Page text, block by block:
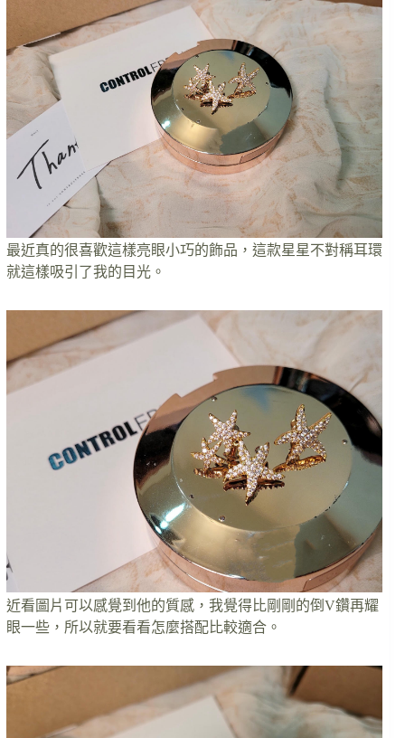
最近真的很喜歡這樣亮眼小巧的飾品，這款星星不對稱耳環
就這樣吸引了我的目光。
近看圖片可以感覺到他的質感，我覺得比剛剛的倒V鑽再耀
眼一些，所以就要看看怎麼搭配比較適合。